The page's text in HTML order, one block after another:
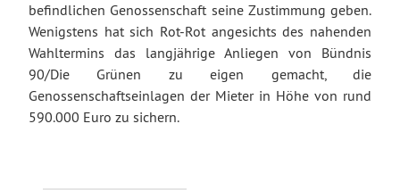
befindlichen Genossenschaft seine Zustimmung geben.
Wenigstens hat sich Rot-Rot angesichts des nahenden
Wahltermins das langjährige Anliegen von Bündnis
90/Die Grünen zu eigen gemacht, die
Genossenschaftseinlagen der Mieter in Höhe von rund
590.000 Euro zu sichern.